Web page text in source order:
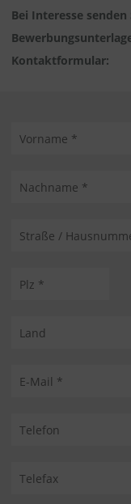
Bei Interesse
Kontaktformular: